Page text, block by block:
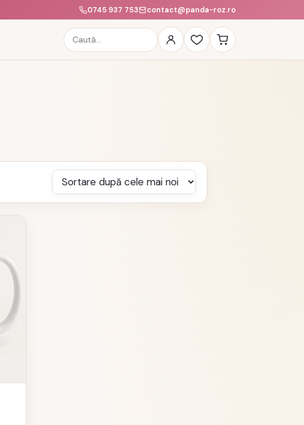
0745 937 753 contact@panda-roz.ro
Caută
produse